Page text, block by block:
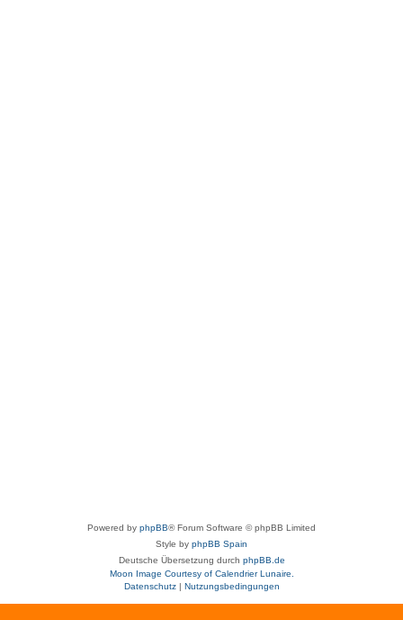
Powered by phpBB® Forum Software © phpBB Limited
Style by phpBB Spain
Deutsche Übersetzung durch phpBB.de
Moon Image Courtesy of Calendrier Lunaire.
Datenschutz| Nutzungsbedingungen